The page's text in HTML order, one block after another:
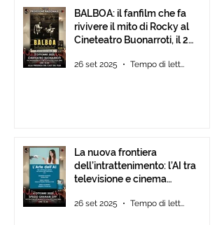
BALBOA: il fanfilm che fa
rivivere il mito di Rocky al
Cineteatro Buonarroti, il 2
26 set 2025 Tempo di lettura: 1 min
La nuova frontiera
dell’intrattenimento: l’AI tra
televisione e cinema
26 set 2025 Tempo di lettura: 1 min